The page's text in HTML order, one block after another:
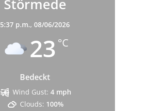
Störmede
5:37 p.m., 08/06/2026
23 °C
Bedeckt
Wind Gust: 4 mph
Clouds: 100%